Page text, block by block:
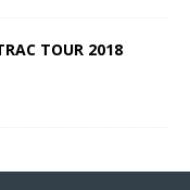
TOUR 2018